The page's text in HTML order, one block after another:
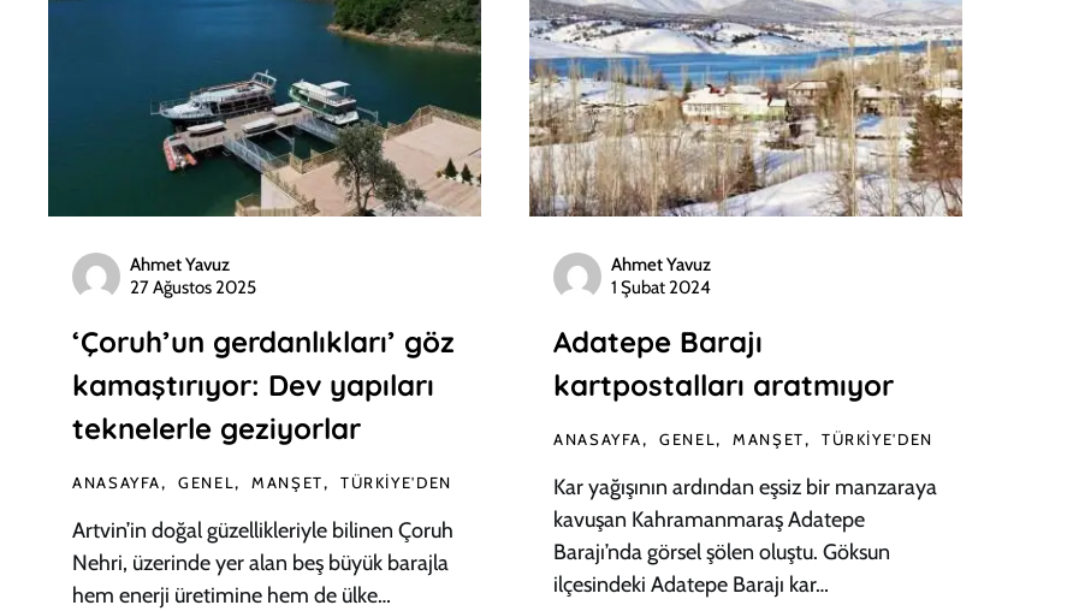
Ahmet Yavuz
27 Ağustos 2025
‘Çoruh’un gerdanlıkları’ göz
kamaştırıyor: Dev yapıları
teknelerle geziyorlar
ANASAYFA GENEL MANŞET TÜRKIYE'DEN
Artvin’in doğal güzellikleriyle bilinen Çoruh
Nehri, üzerinde yer alan beş büyük barajla
hem enerji üretimine hem de ülke…
Ahmet Yavuz
1 Şubat 2024
Adatepe Barajı
kartpostalları aratmıyor
ANASAYFA GENEL MANŞET TÜRKIYE'DEN
Kar yağışının ardından eşsiz bir manzaraya
kavuşan Kahramanmaraş Adatepe
Barajı’nda görsel şölen oluştu. Göksun
ilçesindeki Adatepe Barajı kar…